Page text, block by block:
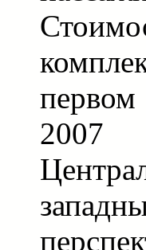
первом
2007